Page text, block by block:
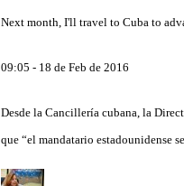
Next month, I'll travel to Cuba to
09:05 - 18 de Feb de 2016
Desde la Cancillería cubana, la
que “el mandatario estadounidense